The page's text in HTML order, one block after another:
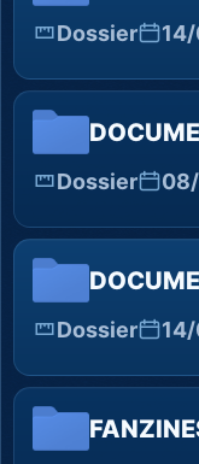
Dossier
Dossier
Dossier